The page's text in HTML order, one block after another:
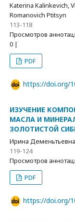
Katerina Kalinkevich,
Romanovich Ptitsyn
113-118
Просмотров
0 |
PDF
https://doi.org/
ИЗУЧЕНИЕ
МАСЛА И
ЗОЛОТИСТОЙ
Ирина
119-124
Просмотров
PDF
https://doi.org/